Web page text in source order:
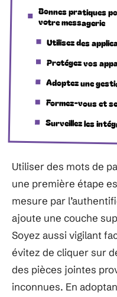
Bonnes pratiques
votre messagerie
Utilisez des
Protégez vos
Adoptez une
Formez-vous et
Surveillez les
Utiliser des mots de
une première étape
mesure par
ajoute une couche
Soyez aussi vigilant
évitez de cliquer sur
des pièces jointes
inconnues. En